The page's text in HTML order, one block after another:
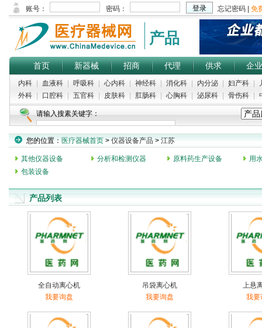
产品
首页 新器械 招商 代理 供求 企业
内科 血液科 呼吸科 心内科 神经科 消化科 内分泌 妇产科
外科
口腔科 五官科 皮肤科 肛肠科 心胸科 泌尿科 骨伤科
请输入搜素关键字：
您的位置： 医疗器械首页 > 仪器设备产品 > 江苏
其他仪器设备 分析和检测仪器 原料药生产设备
用
包装设备
产品列表
全自动离心机
我要询盘
吊袋离心机
我要询盘
上悬
我要